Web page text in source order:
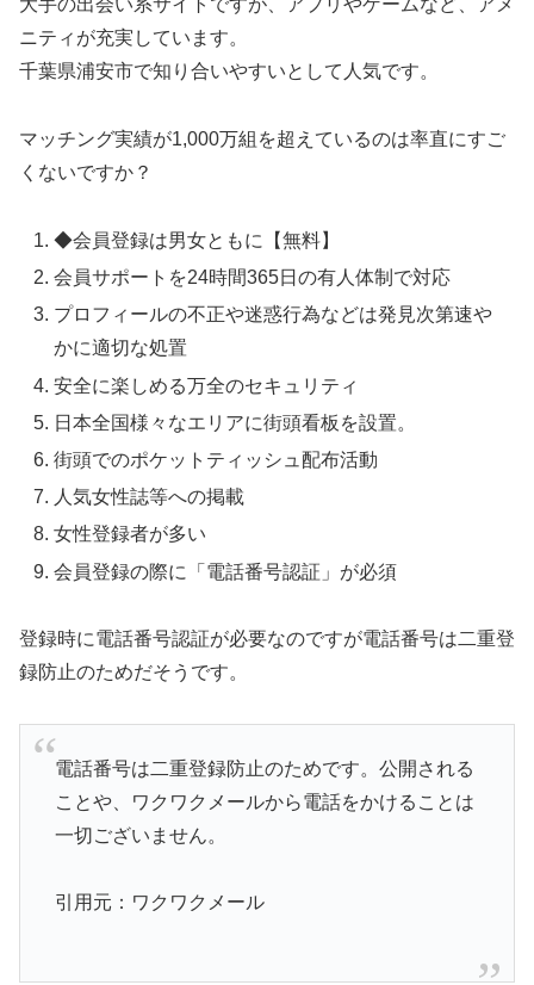
大手の出会い系サイトですが、アプリやゲームなど、アメ
ニティが充実しています。
千葉県浦安市で知り合いやすいとして人気です。
マッチング実績が1,000万組を超えているのは率直にすご
くないですか？
◆会員登録は男女ともに【無料】
会員サポートを24時間365日の有人体制で対応
プロフィールの不正や迷惑行為などは発見次第速や
かに適切な処置
安全に楽しめる万全のセキュリティ
日本全国様々なエリアに街頭看板を設置。
街頭でのポケットティッシュ配布活動
人気女性誌等への掲載
女性登録者が多い
会員登録の際に「電話番号認証」が必須
登録時に電話番号認証が必要なのですが電話番号は二重登
録防止のためだそうです。
電話番号は二重登録防止のためです。公開される
ことや、ワクワクメールから電話をかけることは
一切ございません。
引用元：ワクワクメール